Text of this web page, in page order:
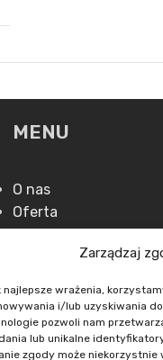
Zarządzaj
najlepsze wrażenia,
i/lub uzyskiwania
pozwoli nam
lub unikalne
zgody może niekorzystnie
MENU
O nas
Oferta
Aktualności